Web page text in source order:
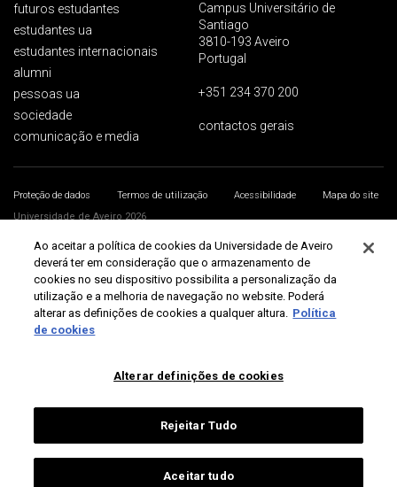
futuros estudantes
estudantes ua
estudantes internacionais
alumni
pessoas ua
sociedade
comunicação e media
Campus Universitário de
Santiago
3810-193 Aveiro
Portugal
+351 234 370 200
contactos gerais
Proteção de dados Termos de utilização Acessibilidade
Mapa do site
Universidade de Aveiro 2026
Ao aceitar a política de cookies da Universidade de Aveiro
deverá ter em consideração que o armazenamento de
cookies no seu dispositivo possibilita a personalização da
utilização e a melhoria de navegação no website. Poderá
alterar as definições de cookies a qualquer altura. Política
de cookies
Alterar definições de cookies
Rejeitar Tudo
Aceitar tudo